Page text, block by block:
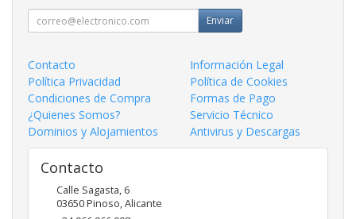
Enviar
Contacto
Información Legal
Política Privacidad
Política de Cookies
Condiciones de Compra
Formas de Pago
¿Quienes Somos?
Servicio Técnico
Dominios y Alojamientos
Antivirus y Descargas
Contacto
Calle Sagasta, 6
03650Pinoso,Alicante